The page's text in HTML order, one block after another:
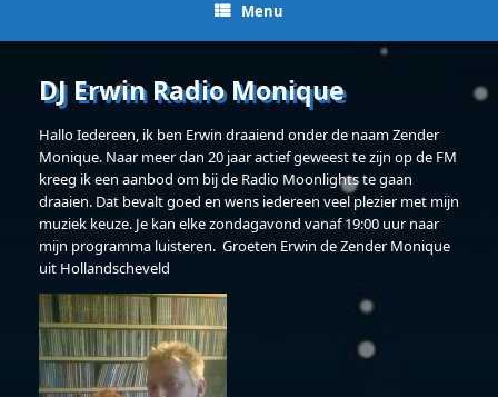
Menu
DJ Erwin Radio Monique
Hallo Iedereen, ik ben Erwin draaiend onder de naam Zender
Monique. Naar meer dan 20 jaar actief geweest te zijn op de FM
kreeg ik een aanbod om bij de Radio Moonlights te gaan
draaien. Dat bevalt goed en wens iedereen veel plezier met mijn
muziek keuze. Je kan elke zondagavond vanaf 19:00 uur naar
mijn programma luisteren. Groeten Erwin de Zender Monique
uit Hollandscheveld